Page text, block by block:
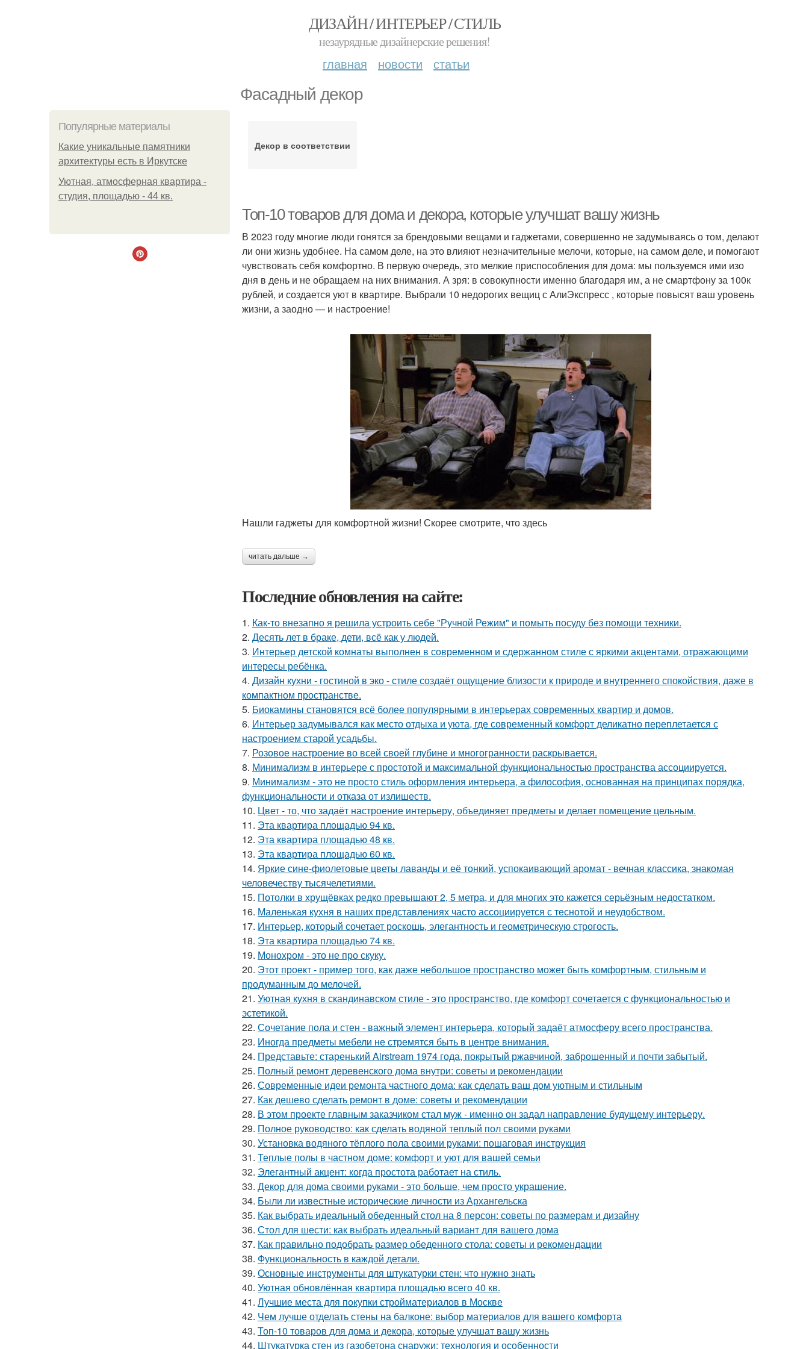
ДИЗАЙН / ИНТЕРЬЕР / СТИЛЬ
незаурядные дизайнерские решения!
главная новости статьи
Фасадный декор
Популярные материалы
Какие уникальные памятники
архитектуры есть в Иркутске
Уютная, атмосферная квартира -
студия, площадью - 44 кв.
Декор в соответствии
Топ-10 товаров для дома и декора, которые улучшат вашу жизнь
В 2023 году многие люди гонятся за брендовыми вещами и гаджетами, совершенно не задумываясь о том, делают
ли они жизнь удобнее. На самом деле, на это влияют незначительные мелочи, которые, на самом деле, и помогают
чувствовать себя комфортно. В первую очередь, это мелкие приспособления для дома: мы пользуемся ими изо
дня в день и не обращаем на них внимания. А зря: в совокупности именно благодаря им, а не смартфону за 100к
рублей, и создается уют в квартире. Выбрали 10 недорогих вещиц с АлиЭкспресс , которые повысят ваш уровень
жизни, а заодно — и настроение!
Нашли гаджеты для комфортной жизни! Скорее смотрите, что здесь
читать дальше →
Последние обновления на сайте:
1. Как-то внезапно я решила устроить себе "Ручной Режим" и помыть посуду без помощи техники.
2. Десять лет в браке, дети, всё как у людей.
3. Интерьер детской комнаты выполнен в современном и сдержанном стиле с яркими акцентами, отражающими
интересы ребёнка.
4. Дизайн кухни - гостиной в эко - стиле создаёт ощущение близости к природе и внутреннего спокойствия, даже в
компактном пространстве.
5. Биокамины становятся всё более популярными в интерьерах современных квартир и домов.
6. Интерьер задумывался как место отдыха и уюта, где современный комфорт деликатно переплетается с
настроением старой усадьбы.
7. Розовое настроение во всей своей глубине и многогранности раскрывается.
8. Минимализм в интерьере с простотой и максимальной функциональностью пространства ассоциируется.
9. Минимализм - это не просто стиль оформления интерьера, а философия, основанная на принципах порядка,
функциональности и отказа от излишеств.
10. Цвет - то, что задаёт настроение интерьеру, объединяет предметы и делает помещение цельным.
11. Эта квартира площадью 94 кв.
12. Эта квартира площадью 48 кв.
13. Эта квартира площадью 60 кв.
14. Яркие сине-фиолетовые цветы лаванды и её тонкий, успокаивающий аромат - вечная классика, знакомая
человечеству тысячелетиями.
15. Потолки в хрущёвках редко превышают 2, 5 метра, и для многих это кажется серьёзным недостатком.
16. Маленькая кухня в наших представлениях часто ассоциируется с теснотой и неудобством.
17. Интерьер, который сочетает роскошь, элегантность и геометрическую строгость.
18. Эта квартира площадью 74 кв.
19. Монохром - это не про скуку.
20. Этот проект - пример того, как даже небольшое пространство может быть комфортным, стильным и
продуманным до мелочей.
21. Уютная кухня в скандинавском стиле - это пространство, где комфорт сочетается с функциональностью и
эстетикой.
22. Сочетание пола и стен - важный элемент интерьера, который задаёт атмосферу всего пространства.
23. Иногда предметы мебели не стремятся быть в центре внимания.
24. Представьте: старенький Airstream 1974 года, покрытый ржавчиной, заброшенный и почти забытый.
25. Полный ремонт деревенского дома внутри: советы и рекомендации
26. Современные идеи ремонта частного дома: как сделать ваш дом уютным и стильным
27. Как дешево сделать ремонт в доме: советы и рекомендации
28. В этом проекте главным заказчиком стал муж - именно он задал направление будущему интерьеру.
29. Полное руководство: как сделать водяной теплый пол своими руками
30. Установка водяного тёплого пола своими руками: пошаговая инструкция
31. Теплые полы в частном доме: комфорт и уют для вашей семьи
32. Элегантный акцент: когда простота работает на стиль.
33. Декор для дома своими руками - это больше, чем просто украшение.
34. Были ли известные исторические личности из Архангельска
35. Как выбрать идеальный обеденный стол на 8 персон: советы по размерам и дизайну
36. Стол для шести: как выбрать идеальный вариант для вашего дома
37. Как правильно подобрать размер обеденного стола: советы и рекомендации
38. Функциональность в каждой детали.
39. Основные инструменты для штукатурки стен: что нужно знать
40. Уютная обновлённая квартира площадью всего 40 кв.
41. Лучшие места для покупки стройматериалов в Москве
42. Чем лучше отделать стены на балконе: выбор материалов для вашего комфорта
43. Топ-10 товаров для дома и декора, которые улучшат вашу жизнь
44. Штукатурка стен из газобетона снаружи: технология и особенности